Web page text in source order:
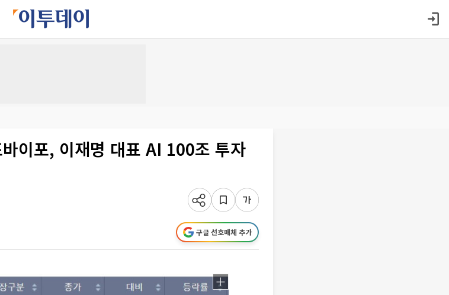
이포, 이재명 대표 AI 100조 투자
구글 선호매체 추가